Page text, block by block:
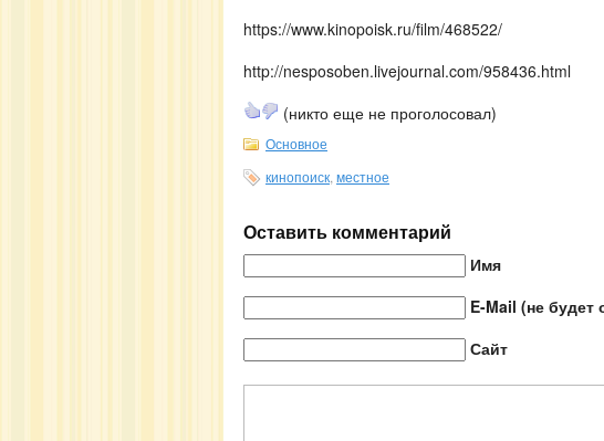
https://www.kinopoisk.ru/film/468522/
http://nesposoben.livejournal.com/958436.html
(никто еще не проголосовал)
Основное
кинопоиск местное
Оставить комментарий
Имя
E-Mail (не будет
Сайт